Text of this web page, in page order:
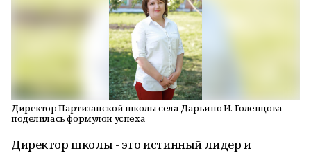
Директор Партизанской школы села Дарьино И. Голенцова
поделилась формулой успеха
Директор школы - это истинный лидер и